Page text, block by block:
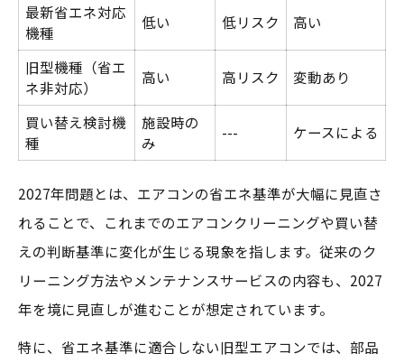
エアコンクリーニングが必要な理由を再確
新基準対応で変わるエアコンクリーニング
一覧
エアコンクリーニングと省エネ基準の関わ
り
2027年基準で変化する清掃頻度の目安
省エネ基準改正がもたらす影響を徹底解説
省エネ基準改正とエアコンクリーニングの
関係図
エアコンクリーニングの省エネ効果は本当
か
最新省エネ対応
機種
低い 低リスク 高い
旧型機種（省エ
ネ非対応）
高い 高リスク 変動あり
買い替え検討機
種
施設時の
み
--- ケースによる
2027年問題とは、エアコンの省エネ基準が大幅に見直さ
れることで、これまでのエアコンクリーニングや買い替
えの判断基準に変化が生じる現象を指します。従来のク
リーニング方法やメンテナンスサービスの内容も、2027
年を境に見直しが進むことが想定されています。
特に、省エネ基準に適合しない旧型エアコンでは、部品